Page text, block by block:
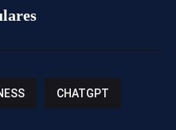
CHATGPT